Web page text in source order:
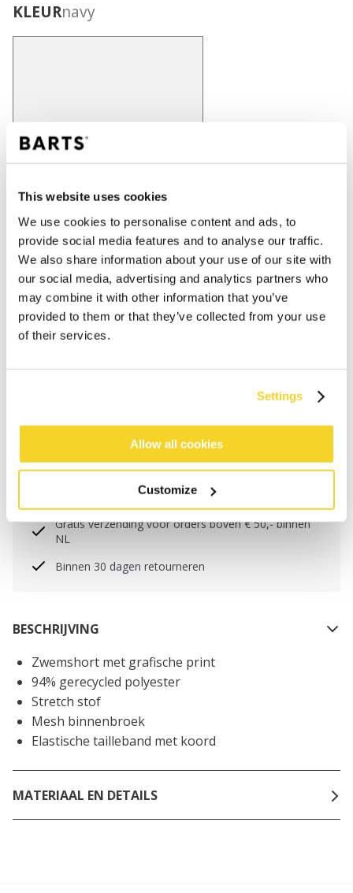
This website uses cookies
We use cookies to personalise content and ads, to
provide social media features and to analyse our traffic.
We also share information about your use of our site with
our social media, advertising and analytics partners who
may combine it with other information that you’ve
provided to them or that they’ve collected from your use
of their services.
Settings
Allow all cookies
Customize
KLEURnavy
IN WINKELWAGEN
Bestellingen die op werkdagen vóór 12:00 uur
Gratis verzending voor orders boven € 50,- binnen
NL
Binnen 30 dagen retourneren
BESCHRIJVING
Zwemshort met grafische print
94% gerecycled polyester
Stretch stof
Mesh binnenbroek
Elastische tailleband met koord
MATERIAAL EN DETAILS